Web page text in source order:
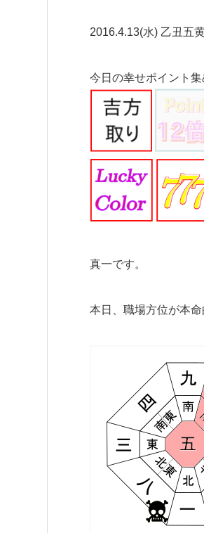
2016.4.13(水) 乙丑五
今日の幸せポイント
真一です。
本日、職場方位が本命